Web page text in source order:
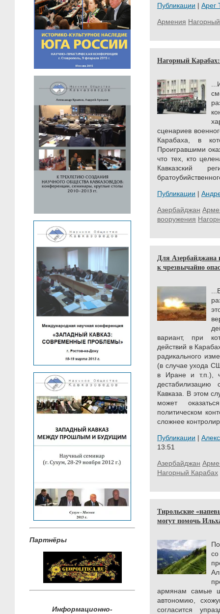
Партнёры
Информационно-
Публикации | Арег
Армения
Нагорный
сценариев
Карабаха, в
Проигравшими
что тех, кто
Кавказский
Публикации |
Азербайджан
вооружения
Для Азербайджана
к чрезвычайно
вариант, при
действий в
радикального
(в случае ухода
в Иране и т.п.),
Кавказа. В этом
может
политическом
сложнее
Публикации |
13:51
Азербайджан
Нагорный Карабах
Тирольские
могут помочь
армянам самые
автономию,
согласится